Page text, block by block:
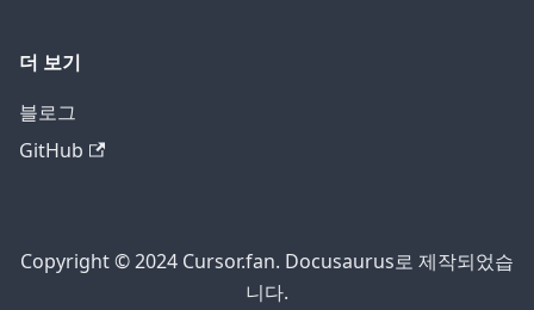
더 보기
블로그
GitHub
Copyright © 2024 Cursor.fan. Docusaurus로 제작되었습
니다.